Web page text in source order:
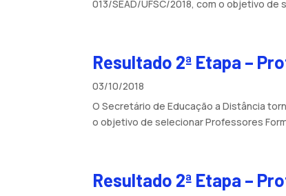
013/SEAD/UFSC/2018, com o objetivo de
Resultado 2ª Etapa –
03/10/2018
O Secretário de Educação a Distância
o objetivo de selecionar Professores
Resultado 2ª Etapa –